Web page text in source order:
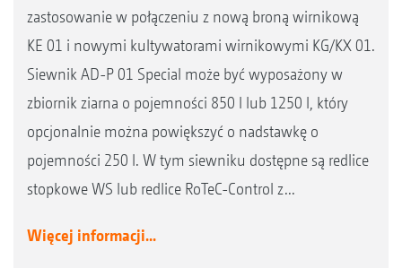
zastosowanie w połączeniu z nową broną wirnikową
KE 01 i nowymi kultywatorami wirnikowymi KG/KX 01.
Siewnik AD-P 01 Special może być wyposażony w
zbiornik ziarna o pojemności 850 l lub 1250 l, który
opcjonalnie można powiększyć o nadstawkę o
pojemności 250 l. W tym siewniku dostępne są redlice
stopkowe WS lub redlice RoTeC-Control z...
Więcej informacji...